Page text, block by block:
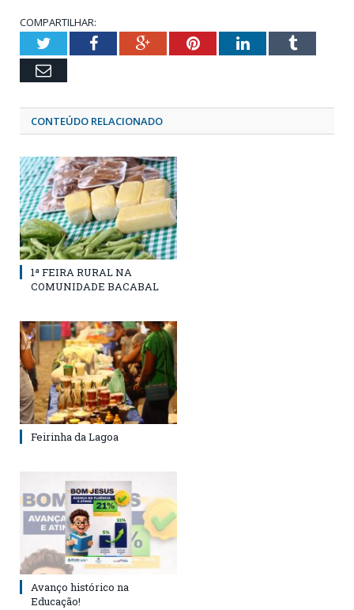
COMPARTILHAR:
TwitterFacebookGoogle+PinterestLinkedInTumblr
Email
CONTEÚDO RELACIONADO
1ª FEIRA RURAL NA
COMUNIDADE BACABAL
Feirinha da Lagoa
Avanço histórico na
Educação!